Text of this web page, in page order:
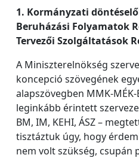
1. Kormányzati
Beruházási Folyamatok
Tervezői Szolgáltatások
A Miniszterelnökség
koncepció szövegének
alapszövegben MMK-
leginkább érintett
BM, IM, KEHI, ÁSZ –
tisztáztuk úgy, hogy
nem volt szükség, csupán